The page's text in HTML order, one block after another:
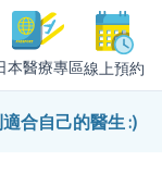
本醫療專區線上預約
合自己的醫生 :)